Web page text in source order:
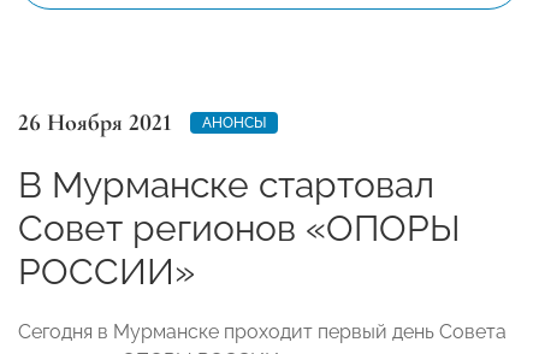
26 Ноября 2021 АНОНСЫ
В Мурманске стартовал
Совет регионов «ОПОРЫ
РОССИИ»
Сегодня в Мурманске проходит первый день Совета